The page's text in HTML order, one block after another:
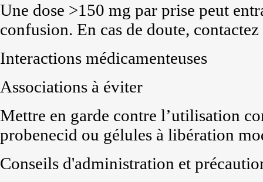
Une dose >150 mg par prise peut
confusion. En cas de doute,
Interactions médicamenteuses
Associations à éviter
Mettre en garde contre l’utilisation
probenecid ou gélules à libération
Conseils d'administration et